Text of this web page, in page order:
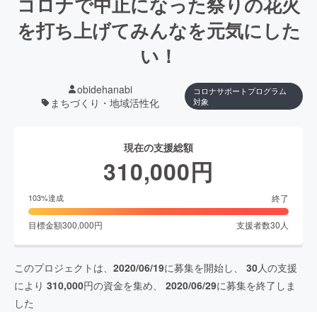
を打ち上げてみんなを元気にした
い！
obidehanabi
まちづくり・地域活性化
コロナサポートプログラム
対象
現在の支援総額
310,000円
103%達成 終了
目標金額300,000円 支援者数30 人
このプロジェクトは、 2020/06/19に募集を開始し、 30人の支援
により 310,000円の資金を集め、 2020/06/29に募集を終了しま
した